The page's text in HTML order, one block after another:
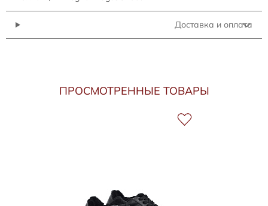
Доставка и оплата
ПРОСМОТРЕННЫЕ ТОВАРЫ